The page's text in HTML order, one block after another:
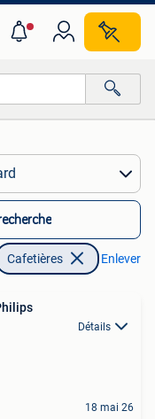
Cafetières Enlever
Détails
18 mai 26